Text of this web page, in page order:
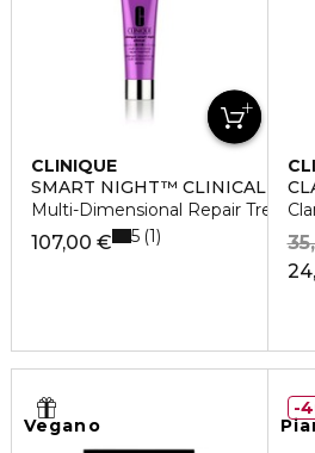
CLINIQUE
SMART NIGHT™ CLINICAL
Multi-Dimensional Repair
107,00 € 5 1
Vegano